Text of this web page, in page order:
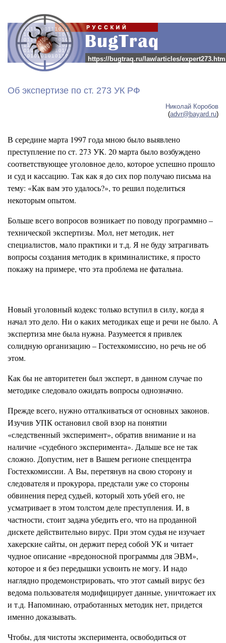
https://bugtraq.ru/law/articles/
Об экспертизе по ст. 273 УК РФ
Николай Коробов
(advr@bayard.ru)
В середине марта 1997 года мною было выявлено
преступление по ст. 273 УК. 20 марта было возбуждено
соответствующее уголовное дело, которое успешно прошло
и суд и кассацию. Так как я до сих пор получаю письма на
тему: «Как вам это удалось?», то решил поделиться
некоторым опытом.
Больше всего вопросов возникает по поводу программно –
технической экспертизы. Мол, нет методик, нет
специалистов, мало практики и т.д. Я не буду затрагивать
вопросы создания методик в криминалистике, я просто
покажу на примере, что эта проблема не фатальна.
Новый уголовный кодекс только вступил в силу, когда я
начал это дело. Ни о каких методиках еще и речи не было. А
экспертиза мне была нужна. Разумеется я привлек
солидную организацию – Гостехкомиссию, но речь не об
этом.
Как бы не авторитетен был эксперт, в данном случае по
методике следовало ожидать вопросы однозначно.
Прежде всего, нужно отталкиваться от основных законов.
Изучив УПК остановил свой взор на понятии
«следственный эксперимент», обратив внимание и на
наличие «судебного эксперимента». Дальше все не так
сложно. Допустим, нет в Вашем регионе спеццентра
Гостехкомиссии. А Вы, перетянув на свою сторону и
следователя и прокурора, предстали уже со стороны
обвинения перед судьей, который хоть убей его, не
усматривает в этом толстом деле преступления. И, в
частности, стоит задача убедить его, что на проданной
дискете действительно вирус. При этом судья не изучает
хакерские сайты, он держит перед собой УК и читает
чудное описание «вредоносной программы для ЭВМ»,
которое и я без передышки усвоить не могу. И надо
наглядно продемонстрировать, что этот самый вирус без
ведома пользователя модифицирует данные, уничтожает их
и т.д. Напоминаю, отработанных методик нет, придется
именно доказывать.
Чтобы, для чистоты эксперимента, освободиться от